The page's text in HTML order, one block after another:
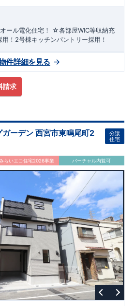
ール電化住宅！ ☆各部屋WIC等収納充
！2号棟キッチンパントリー採用！
請求
件詳細を見る
ガーデン 西宮市東鳴尾町2
分譲
住宅
らいエコ住宅2026事業 バーチャル内覧可